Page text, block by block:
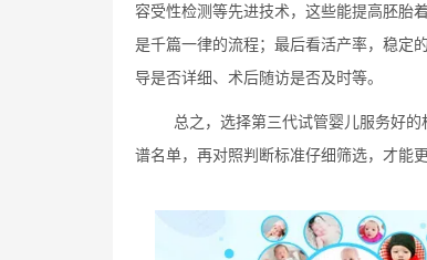
容受性检测等先进技术，这些能提高胚胎
是千篇一律的流程；最后看活产率，稳定
导是否详细、术后随访是否及时等。
总之，选择第三代试管婴儿服务好
谱名单，再对照判断标准仔细筛选，才能